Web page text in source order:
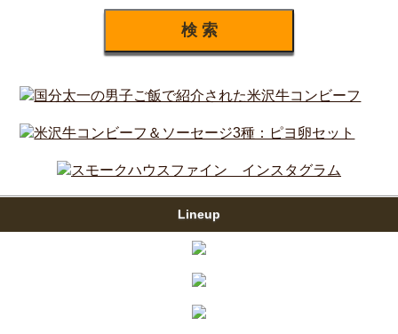
Lineup